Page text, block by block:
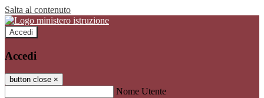
Salta al contenuto
Accedi
Accedi
button close ×
Nome Utente